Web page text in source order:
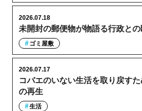
未開封の郵便物が物語る行政と
2026.07.18
ゴミ屋敷
コバエのいない生活を取り戻す
の再生
2026.07.17
生活